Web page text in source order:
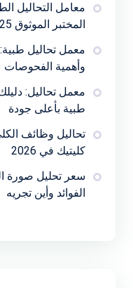
معامل التحاليل
المختبر الموثوق 2025
معمل تحاليل
وأهمية الفحوصات
معمل تحاليل:
طبية بأعلى جودة
تحاليل وظائف
كليتيك في 2026
الفوائد وأين تجريه